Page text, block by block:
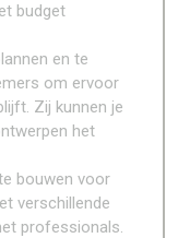
budget
en te
om ervoor
Zij kunnen je
het
bouwen voor
verschillende
professionals.